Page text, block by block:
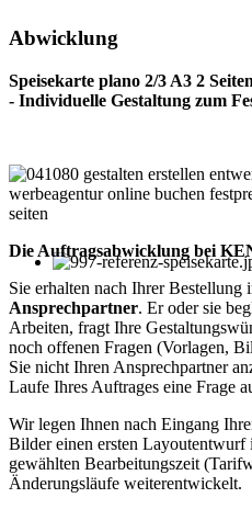
Abwicklung
Speisekarte plano 2/3 A3 2
- Individuelle Gestaltung zum
Die Auftragsabwicklung bei
Sie erhalten nach Ihrer Bestellung
Ansprechpartner. Er oder sie
Arbeiten, fragt Ihre
noch offenen Fragen (Vorlagen,
Sie nicht Ihren Ansprechpartner
Laufe Ihres Auftrages eine Frage
Wir legen Ihnen nach Eingang
Bilder einen ersten Layoutentwurf
gewählten Bearbeitungszeit
Änderungsläufe weiterentwickelt.